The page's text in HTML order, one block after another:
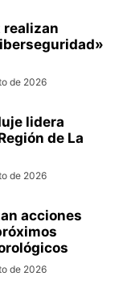
realizan
de 2026
lidera
de La
de 2026
acciones
de 2026